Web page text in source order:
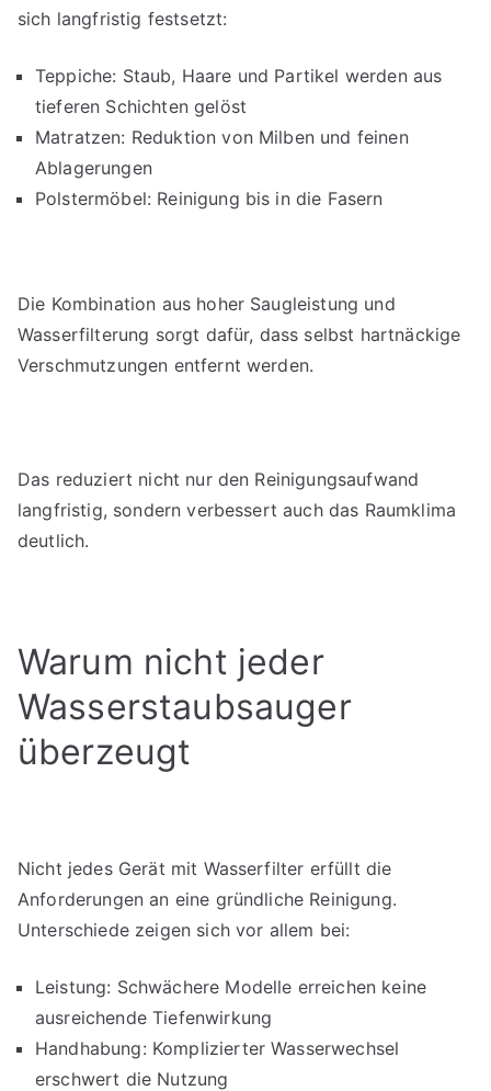
sich langfristig festsetzt:
Teppiche: Staub, Haare und Partikel werden aus
tieferen Schichten gelöst
Matratzen: Reduktion von Milben und feinen
Ablagerungen
Polstermöbel: Reinigung bis in die Fasern
Die Kombination aus hoher Saugleistung und
Wasserfilterung sorgt dafür, dass selbst hartnäckige
Verschmutzungen entfernt werden.
Das reduziert nicht nur den Reinigungsaufwand
langfristig, sondern verbessert auch das Raumklima
deutlich.
Warum nicht jeder
Wasserstaubsauger
überzeugt
Nicht jedes Gerät mit Wasserfilter erfüllt die
Anforderungen an eine gründliche Reinigung.
Unterschiede zeigen sich vor allem bei:
Leistung: Schwächere Modelle erreichen keine
ausreichende Tiefenwirkung
Handhabung: Komplizierter Wasserwechsel
erschwert die Nutzung